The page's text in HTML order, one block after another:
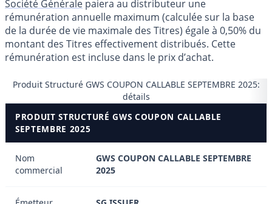
Société Générale paiera au distributeur une
rémunération annuelle maximum (calculée sur la base
de la durée de vie maximale des Titres) égale à 0,50% du
montant des Titres effectivement distribués. Cette
rémunération est incluse dans le prix d’achat.
Produit Structuré GWS COUPON CALLABLE SEPTEMBRE 2025:
détails
PRODUIT STRUCTURÉ GWS COUPON CALLABLE
SEPTEMBRE 2025
Nom
commercial
GWS COUPON CALLABLE SEPTEMBRE
2025